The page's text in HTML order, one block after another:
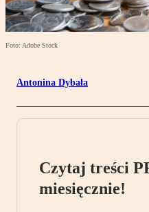
Foto: Adobe Stock
Antonina Dybała
Czytaj treści
miesięcznie!